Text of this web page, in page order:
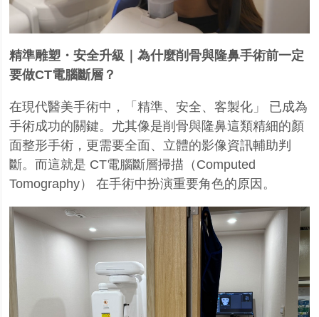
精準雕塑・安全升級｜為什麼削骨與隆鼻手術前一定
要做CT電腦斷層？
在現代醫美手術中，「精準、安全、客製化」 已成為
手術成功的關鍵。尤其像是削骨與隆鼻這類精細的顏
面整形手術，更需要全面、立體的影像資訊輔助判
斷。而這就是 CT電腦斷層掃描（ Computed
Tomography） 在手術中扮演重要角色的原因。